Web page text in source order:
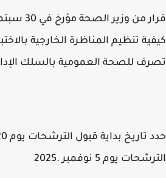
تنظيم المناظرة الخارجية
للصحة العمومية بالسلك
يوم 5 نوفمبر .2025